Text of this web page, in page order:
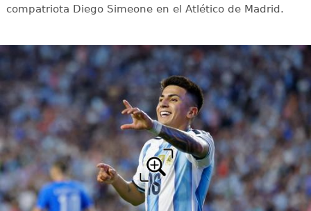
compatriota Diego Simeone en el Atlético de Madrid.